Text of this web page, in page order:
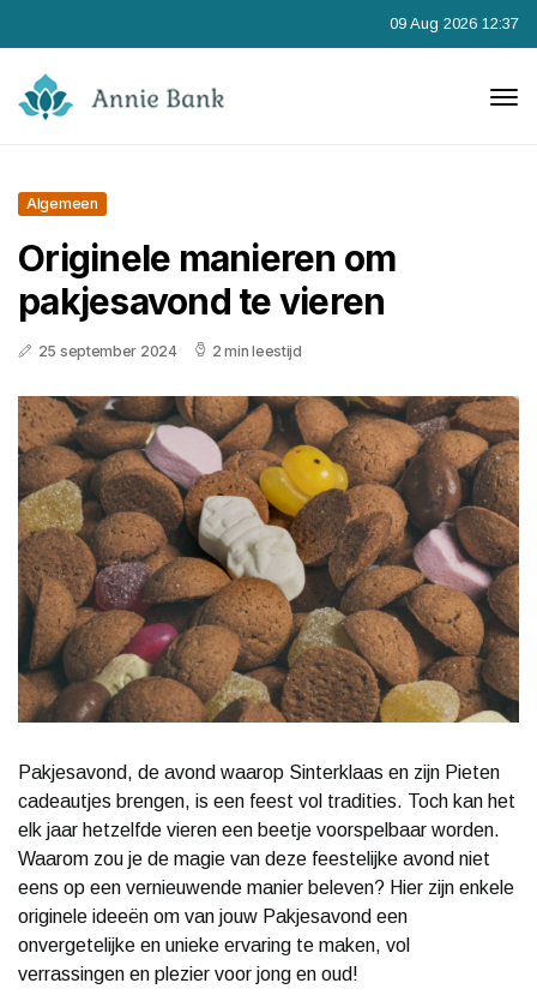
09 Aug 2026 12:37
Algemeen
Originele manieren om
pakjesavond te vieren
25 september 2024 2 min leestijd
Pakjesavond, de avond waarop Sinterklaas en zijn Pieten
cadeautjes brengen, is een feest vol tradities. Toch kan het
elk jaar hetzelfde vieren een beetje voorspelbaar worden.
Waarom zou je de magie van deze feestelijke avond niet
eens op een vernieuwende manier beleven? Hier zijn enkele
originele ideeën om van jouw Pakjesavond een
onvergetelijke en unieke ervaring te maken, vol
verrassingen en plezier voor jong en oud!